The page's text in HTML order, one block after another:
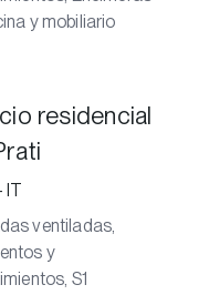
y mobiliario
residencial
IT
ventiladas,
y
S1